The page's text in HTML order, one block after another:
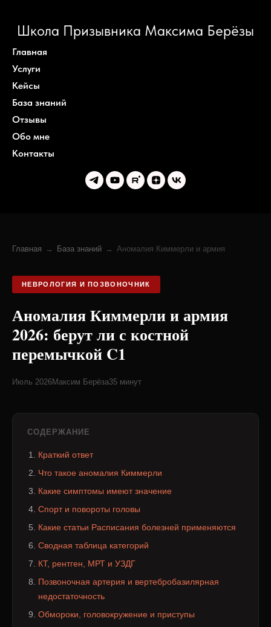
Школа Призывника Максима Берёзы
Главная
Услуги
Кейсы
База знаний
Отзывы
Обо мне
Контакты
Главная → База знаний → Аномалия Киммерли и армия
НЕВРОЛОГИЯ И ПОЗВОНОЧНИК
Аномалия Киммерли и армия
2026: берут ли с костной
перемычкой C1
Июль 2026Максим Берёза35 минут
СОДЕРЖАНИЕ
Краткий ответ
Что такое аномалия Киммерли
Какие симптомы имеют значение
Спорт и повороты головы
Какие статьи Расписания болезней применяются
Сводная таблица категорий
КТ, рентген, МРТ и УЗДГ
Позвоночная артерия и вертебробазилярная
недостаточность
Обмороки, головокружение и приступы